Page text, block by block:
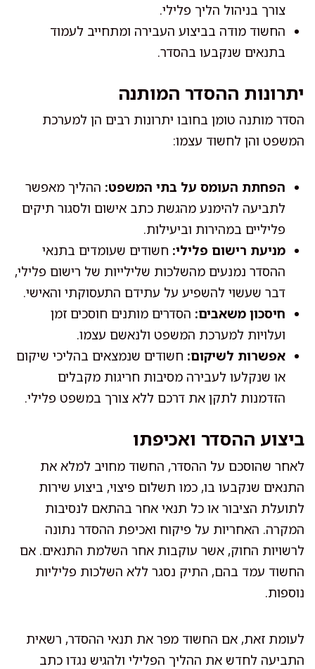
צורך בניהול הליך פלילי.
החשוד מודה בביצוע העבירה ומתחייב לעמוד
בתנאים שנקבעו בהסדר.
יתרונות ההסדר המותנה
הסדר מותנה טומן בחובו יתרונות רבים הן למערכת
המשפט והן לחשוד עצמו:
הפחתת העומס על בתי המשפט: ההליך מאפשר
לתביעה להימנע מהגשת כתב אישום ולסגור תיקים
פליליים במהירות וביעילות.
מניעת רישום פלילי: חשודים שעומדים בתנאי
ההסדר נמנעים מהשלכות שלילייות של רישום פלילי,
דבר שעשוי להשפיע על עתידם התעסוקתי והאישי.
חיסכון משאבים: הסדרים מותנים חוסכים זמן
ועלויות למערכת המשפט ולנאשם עצמו.
אפשרות לשיקום: חשודים שנמצאים בהליכי שיקום
או שנקלעו לעבירה מסיבות חריגות מקבלים
הזדמנות לתקן את דרכם ללא צורך במשפט פלילי.
ביצוע ההסדר ואכיפתו
לאחר שהוסכם על ההסדר, החשוד מחויב למלא את
התנאים שנקבעו בו, כמו תשלום פיצוי, ביצוע שירות
לתועלת הציבור או כל תנאי אחר בהתאם לנסיבות
המקרה. האחריות על פיקוח ואכיפת ההסדר נתונה
לרשויות החוק, אשר עוקבות אחר השלמת התנאים. אם
החשוד עמד בהם, התיק נסגר ללא השלכות פליליות
נוספות.
לעומת זאת, אם החשוד מפר את תנאי ההסדר, רשאית
התביעה לחדש את ההליך הפלילי ולהגיש נגדו כתב